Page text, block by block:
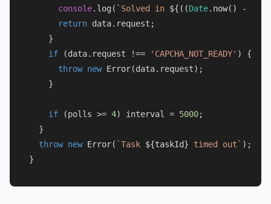
console. log( `Solved in ${((Date.now() -
return data. request ;
    }
if (data. request !== 'CAPCHA_NOT_READY' ) {
throw new Error(data. request);
    }
if (polls >= 4) interval = 5000;
  }
throw new Error( `Task ${taskId} timed out` );